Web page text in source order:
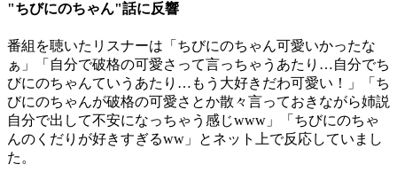
"ちびにのちゃん"話に反響
番組を聴いたリスナーは「ちびにのちゃん可愛いかったな
ぁ」「自分で破格の可愛さって言っちゃうあたり…自分でち
びにのちゃんていうあたり…もう大好きだわ可愛い！」「ち
びにのちゃんが破格の可愛さとか散々言っておきながら姉説
自分で出して不安になっちゃう感じwww」「ちびにのちゃ
んのくだりが好きすぎるww」とネット上で反応していまし
た。